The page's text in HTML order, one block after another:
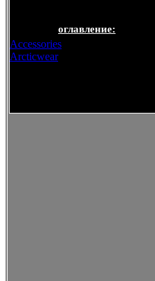
оглавление:
Accessories
Arcticwear